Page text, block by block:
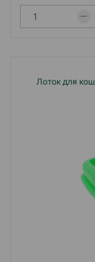
Лоток для